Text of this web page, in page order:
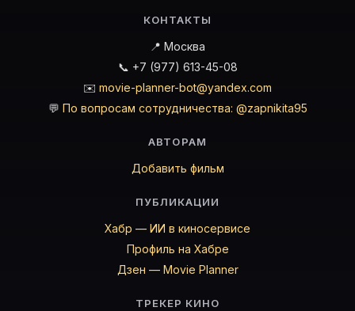
КОНТАКТЫ
📍 Москва
📞 +7 (977) 613-45-08
✉️ movie-planner-bot@yandex.com
💬 По вопросам сотрудничества: @zapnikita95
АВТОРАМ
Добавить фильм
ПУБЛИКАЦИИ
Хабр — ИИ в киносервисе
Профиль на Хабре
Дзен — Movie Planner
ТРЕКЕР КИНО